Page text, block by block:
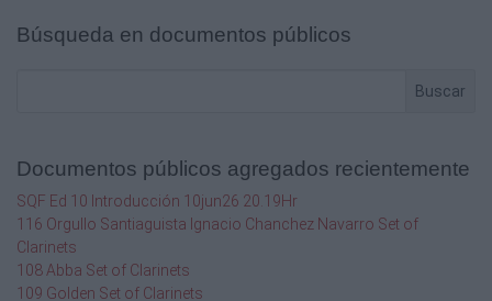
Búsqueda en documentos públicos
Buscar
Documentos públicos agregados recientemente
SQF Ed 10 Introducción 10jun26 20.19Hr
116 Orgullo Santiaguista Ignacio Chanchez Navarro Set of
Clarinets
108 Abba Set of Clarinets
109 Golden Set of Clarinets